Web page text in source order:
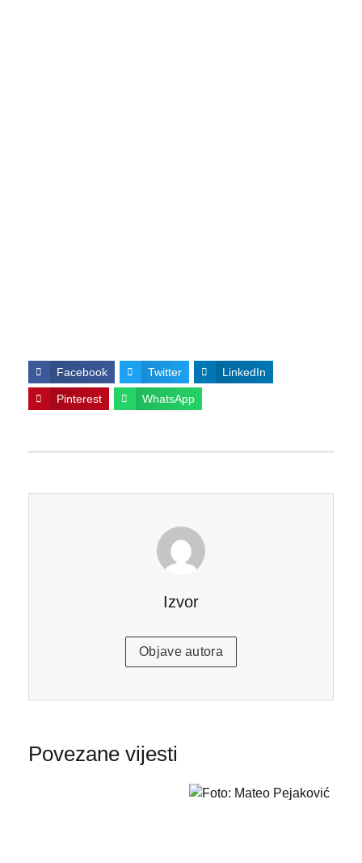
Facebook Twitter LinkedIn
Pinterest WhatsApp
Izvor
Objave autora
Povezane vijesti